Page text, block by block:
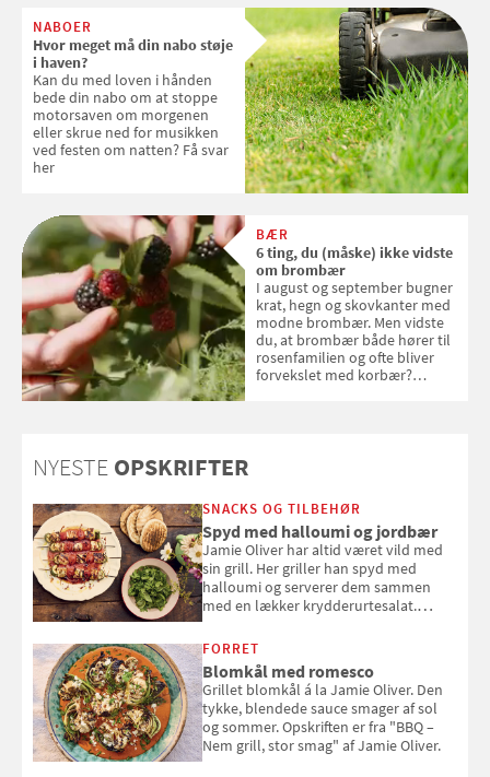
med SPF kan erstatte
solcreme, når man bevæger
sig ud i solen
NABOER
Hvor meget må din nabo støje
i haven?
Kan du med loven i hånden
bede din nabo om at stoppe
motorsaven om morgenen
eller skrue ned for musikken
ved festen om natten? Få svar
her
BÆR
6 ting, du (måske) ikke vidste
om brombær
I august og september bugner
krat, hegn og skovkanter med
modne brombær. Men vidste
du, at brombær både hører til
rosenfamilien og ofte bliver
forvekslet med korbær?
NYESTE OPSKRIFTER
SNACKS OG TILBEHØR
Spyd med halloumi og jordbær
Jamie Oliver har altid været vild med
sin grill. Her griller han spyd med
halloumi og serverer dem sammen
med en lækker krydderurtesalat.
smag" af Jamie Oliver.
FORRET
Blomkål med romesco
Grillet blomkål á la Jamie Oliver. Den
tykke, blendede sauce smager af sol
og sommer. Opskriften er fra "BBQ –
Nem grill, stor smag" af Jamie Oliver.